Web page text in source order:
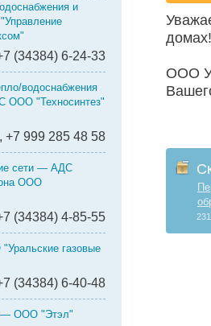
домах!
ООО
и
(34384) 6-24-33
водоснабжения
ООО "Техносинтез"
+7 999 285 48 58
сети — АДС
ООО
(34384) 4-85-55
газовые
(34384) 6-40-48
— ООО "Этэл"